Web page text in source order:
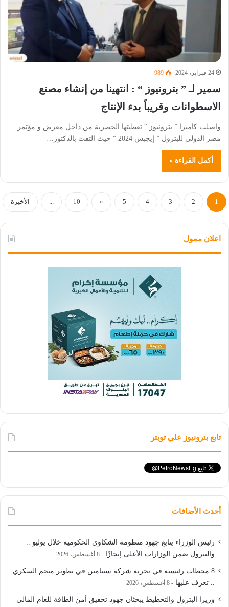
24 فبراير، 2024 989
سمير لـ ” بترونيوز “ : انتهينا من إنشاء مصنع
الاسطوانات وقريباً بدء الإنتاج
واصلت كاميرا ” بترونيوز “ تغطيتها الحصرية من داخل معرض و مؤتمر
مصر الدولي للبترول ” إيجبس 2024 “ حيث التقت بالدكتور…
أكمل القراءة »
1
2
3
4
5
»
10
... الأخيرة
اعلان ممول
تابع بترونيوز علي تويتر
أحدث الأضافات
رئيس الوزراء يتابع جهود منظومة الشكاوى الحكومية خلال يوليو ..
والبترول ضمن الوزارات الأعلى إنجازًا
8 أغسطس، 2026
8 محطات رئيسية في تجربة شركة سنتامين في تطوير منجم السكري
.. تعرف عليها
8 أغسطس، 2026
وزيرا البترول والتخطيط يبحثان جهود تحقيق أمن الطاقة للعام المالي